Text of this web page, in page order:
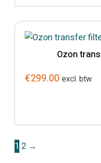
Ozon
€299.00 excl. btw
1 2 →